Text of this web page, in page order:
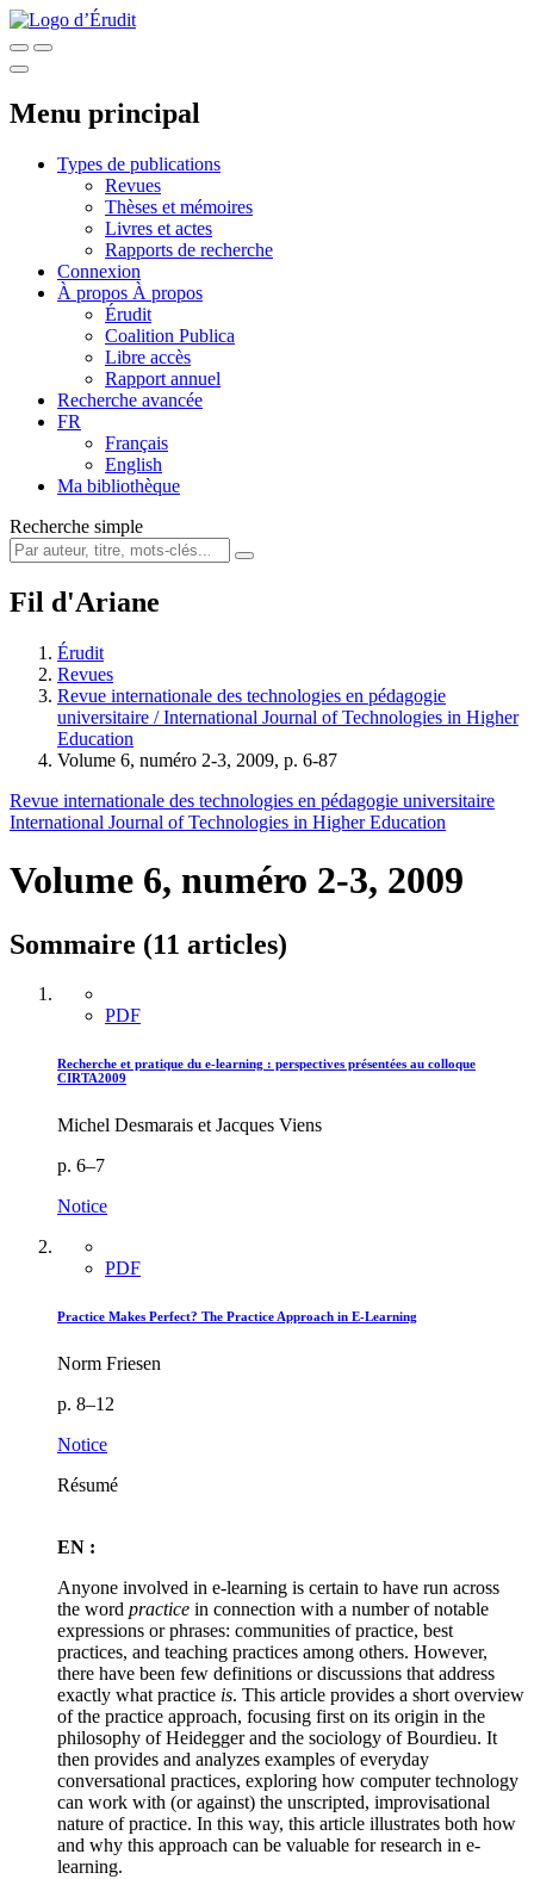
Menu principal
Types de publications
Revues
Thèses et mémoires
Livres et actes
Rapports de recherche
Connexion
À propos À propos
Érudit
Coalition Publica
Libre accès
Rapport annuel
Recherche avancée
FR
Français
English
Ma bibliothèque
Recherche simple
Fil d'Ariane
Érudit
Revues
Revue internationale des technologies en pédagogie
universitaire / International Journal of Technologies in Higher
Education
Volume 6, numéro 2-3, 2009, p. 6-87
Revue internationale des technologies en pédagogie universitaire
International Journal of Technologies in Higher Education
Volume 6, numéro 2-3, 2009
Sommaire (11 articles)
PDF
Recherche et pratique du e-learning : perspectives présentées au colloque
CIRTA2009
Michel Desmarais et Jacques Viens
p. 6–7
Notice
PDF
Practice Makes Perfect? The Practice Approach in E-Learning
Norm Friesen
p. 8–12
Notice
Résumé
EN :
Anyone involved in e-learning is certain to have run across
the word practice in connection with a number of notable
expressions or phrases: communities of practice, best
practices, and teaching practices among others. However,
there have been few definitions or discussions that address
exactly what practice is. This article provides a short overview
of the practice approach, focusing first on its origin in the
philosophy of Heidegger and the sociology of Bourdieu. It
then provides and analyzes examples of everyday
conversational practices, exploring how computer technology
can work with (or against) the unscripted, improvisational
nature of practice. In this way, this article illustrates both how
and why this approach can be valuable for research in e-
learning.